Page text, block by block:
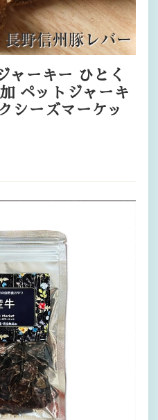
ャーキー ひとく
ペットジャーキ
シーズマーケッ